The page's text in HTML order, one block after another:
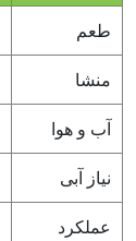
طعم
منشا
آب و هوا
نیاز آبی
عملکرد